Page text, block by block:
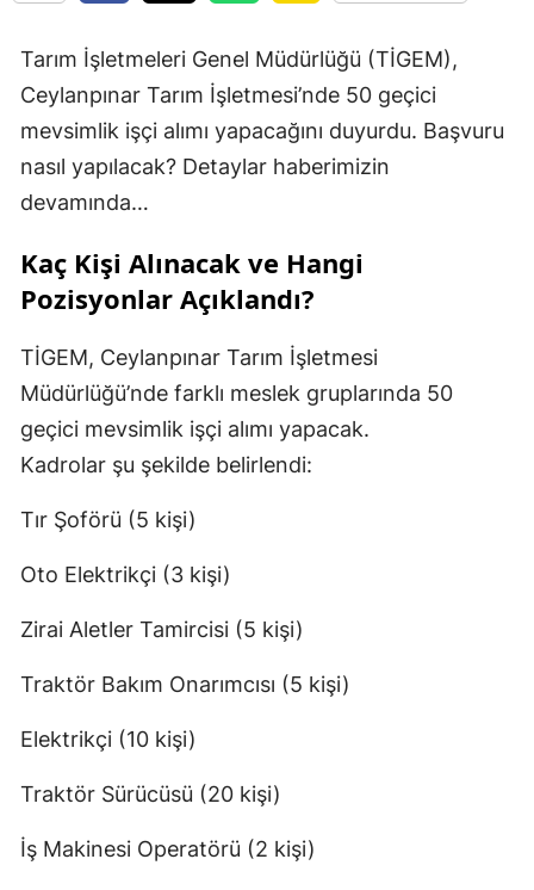
Tarım İşletmeleri Genel Müdürlüğü (TİGEM),
Ceylanpınar Tarım İşletmesi’nde 50 geçici
mevsimlik işçi alımı yapacağını duyurdu. Başvuru
nasıl yapılacak? Detaylar haberimizin
devamında…
Kaç Kişi Alınacak ve Hangi
Pozisyonlar Açıklandı?
TİGEM, Ceylanpınar Tarım İşletmesi
Müdürlüğü’nde farklı meslek gruplarında 50
geçici mevsimlik işçi alımı yapacak.
Kadrolar şu şekilde belirlendi:
Tır Şoförü (5 kişi)
Oto Elektrikçi (3 kişi)
Zirai Aletler Tamircisi (5 kişi)
Traktör Bakım Onarımcısı (5 kişi)
Elektrikçi (10 kişi)
Traktör Sürücüsü (20 kişi)
İş Makinesi Operatörü (2 kişi)